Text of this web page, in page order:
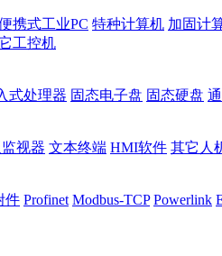
携式工业PC 特种计算机 加固计
工控机
式处理器 固态电子盘 固态硬盘
视器 文本终端 HMI软件 其它人
件 Profinet Modbus-TCP Powerlink